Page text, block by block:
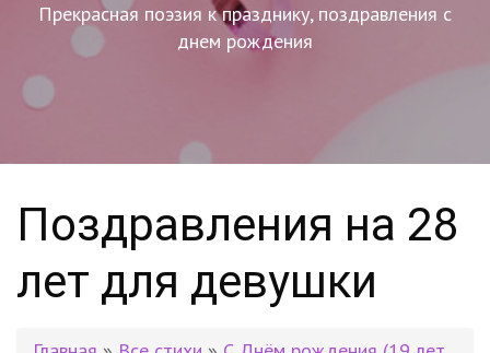
Прекрасная поэзия к празднику, поздравления с
днем рождения
Поздравления на 28
лет для девушки